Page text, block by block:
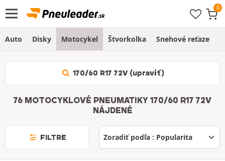
Auto Disky Motocykel Štvorkolka Snehové reťaze
170/60 R17 72V (upraviť)
76 MOTOCYKLOVÉ PNEUMATIKY 170/60 R17 72V
NÁJDENÉ
FILTRE